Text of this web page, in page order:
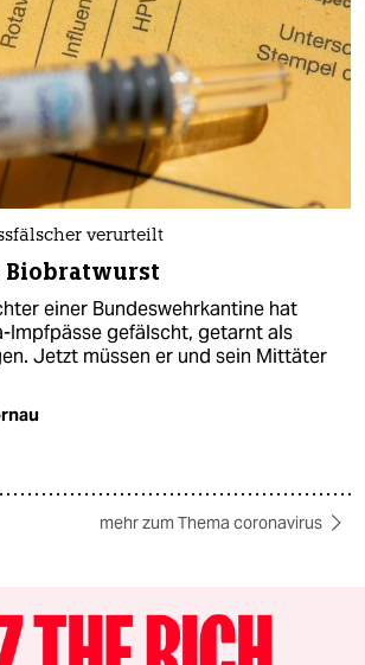
verurteilt
Biobratwurst
einer Bundeswehrkantine hat
Impfpässe gefälscht, getarnt als
Jetzt müssen er und sein Mittäter
mehr zum Thema coronavirus